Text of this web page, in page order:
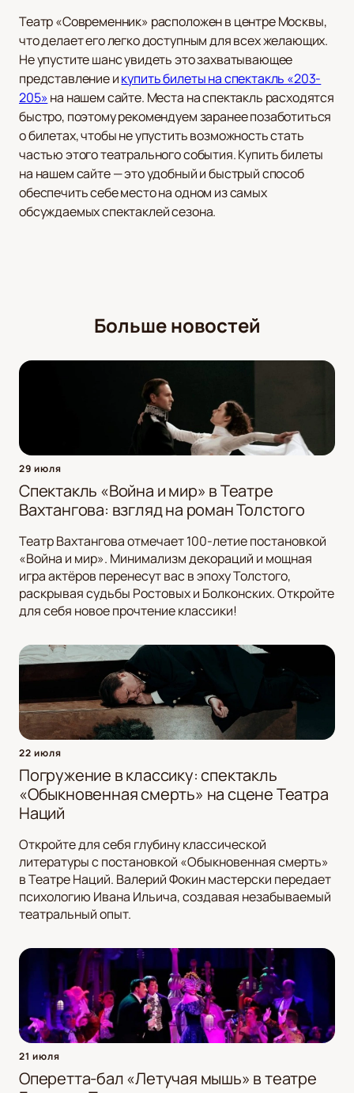
Театр «Современник» расположен в центре Москвы,
что делает его легко доступным для всех желающих.
Не упустите шанс увидеть это захватывающее
представление икупить билеты на спектакль «203-
205»на нашем сайте. Места на спектакль расходятся
быстро, поэтому рекомендуем заранее позаботиться
о билетах, чтобы не упустить возможность стать
частью этого театрального события. Купить билеты
на нашем сайте — это удобный и быстрый способ
обеспечить себе место на одном из самых
обсуждаемых спектаклей сезона.
Больше новостей
29 июля
Спектакль «Война и мир» в Театре
Вахтангова: взгляд на роман Толстого
Театр Вахтангова отмечает 100-летие постановкой
«Война и мир». Минимализм декораций и мощная
игра актёров перенесут вас в эпоху Толстого,
раскрывая судьбы Ростовых и Болконских. Откройте
для себя новое прочтение классики!
22 июля
Погружение в классику: спектакль
«Обыкновенная смерть» на сцене Театра
Наций
Откройте для себя глубину классической
литературы с постановкой «Обыкновенная смерть»
в Театре Наций. Валерий Фокин мастерски передает
психологию Ивана Ильича, создавая незабываемый
театральный опыт.
21 июля
Оперетта-бал «Летучая мышь» в театре